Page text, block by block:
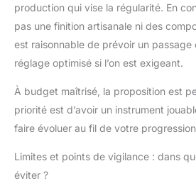
production qui vise la régularité. En
pas une finition artisanale ni des
est raisonnable de prévoir un
réglage optimisé si l’on est exigeant.
À budget maîtrisé, la proposition est
priorité est d’avoir un instrument
faire évoluer au fil de votre
Limites et points de vigilance : dans
éviter ?